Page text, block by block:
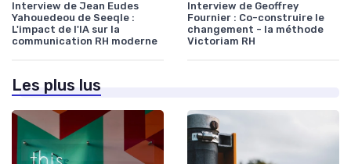
Interview de Jean Eudes
Yahouedeou de Seeqle :
L'impact de l'IA sur la
communication RH moderne
Interview de Geoffrey
Fournier : Co-construire le
changement - la méthode
Victoriam RH
Les plus lus